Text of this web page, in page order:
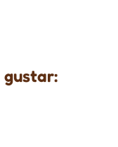
gustar: